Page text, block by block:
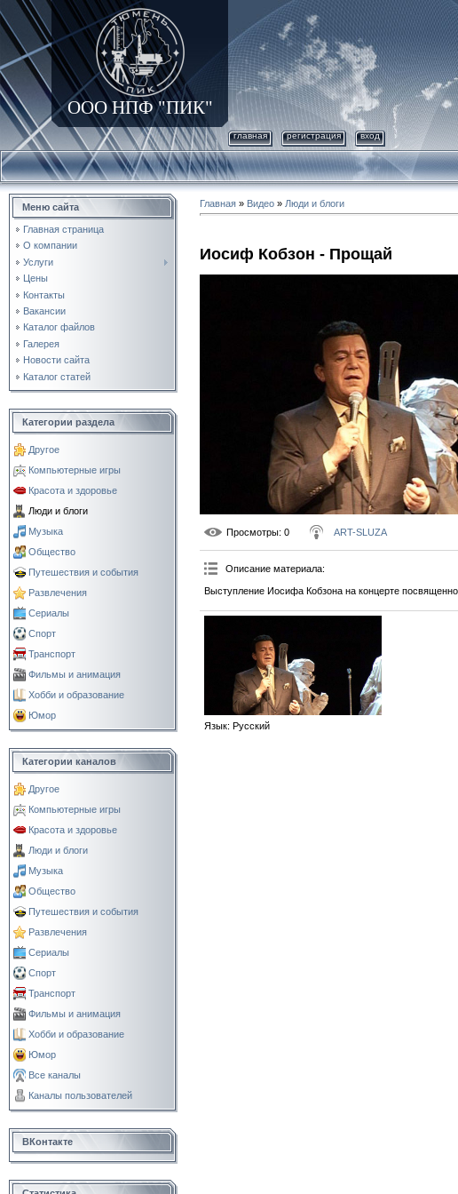
ООО НПФ "ПИК"
главная регистрация вход
Меню сайта
Главная страница
О компании
Услуги
Цены
Контакты
Вакансии
Каталог файлов
Галерея
Новости сайта
Каталог статей
Категории раздела
Другое
Компьютерные игры
Красота и здоровье
Люди и блоги
Музыка
Общество
Путешествия и события
Развлечения
Сериалы
Спорт
Транспорт
Фильмы и анимация
Хобби и образование
Юмор
Категории каналов
Другое
Компьютерные игры
Красота и здоровье
Люди и блоги
Музыка
Общество
Путешествия и события
Развлечения
Сериалы
Спорт
Транспорт
Фильмы и анимация
Хобби и образование
Юмор
Все каналы
Каналы пользователей
ВКонтакте
Главная » Видео » Люди и блоги
Иосиф Кобзон - Прощай
Просмотры: 0 ART-SLUZA
Описание материала:
Выступление Иосифа Кобзона на концерте
Язык: Русский